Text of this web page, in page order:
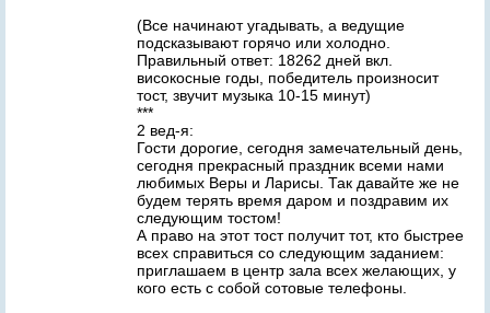
(Все начинают угадывать, а ведущие
подсказывают горячо или холодно.
Правильный ответ: 18262 дней вкл.
високосные годы, победитель произносит
тост, звучит музыка 10-15 минут)
***
2 вед-я:
Гости дорогие, сегодня замечательный день,
сегодня прекрасный праздник всеми нами
любимых Веры и Ларисы. Так давайте же не
будем терять время даром и поздравим их
следующим тостом!
А право на этот тост получит тот, кто быстрее
всех справиться со следующим заданием:
приглашаем в центр зала всех желающих, у
кого есть с собой сотовые телефоны.